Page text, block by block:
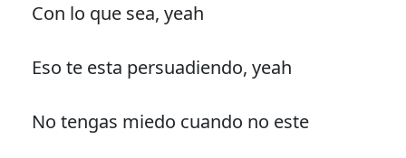
Con lo que sea, yeah
Eso te esta persuadiendo, yeah
No tengas miedo cuando no este